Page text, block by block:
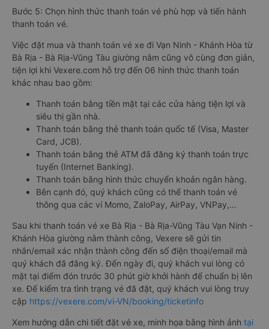
Bước 5: Chọn hình thức thanh toán vé phù hợp và tiến hành
thanh toán vé.
Việc đặt mua và thanh toán vé xe đi Vạn Ninh - Khánh Hòa từ
Bà Rịa - Bà Rịa-Vũng Tàu giường nằm cũng vô cùng đơn giản,
tiện lợi khi Vexere.com hỗ trợ đến 06 hình thức thanh toán
khác nhau bao gồm:
Thanh toán bằng tiền mặt tại các cửa hàng tiện lợi và
siêu thị gần nhà.
Thanh toán bằng thẻ thanh toán quốc tế (Visa, Master
Card, JCB).
Thanh toán bằng thẻ ATM đã đăng ký thanh toán trực
tuyến (Internet Banking).
Thanh toán bằng hình thức chuyển khoản ngân hàng.
Bên cạnh đó, quý khách cũng có thể thanh toán vé
thông qua các ví Momo, ZaloPay, AirPay, VNPay,…
Sau khi thanh toán vé xe Bà Rịa - Bà Rịa-Vũng Tàu Vạn Ninh -
Khánh Hòa giường nằm thành công, Vexere sẽ gửi tin
nhắn/email xác nhận thành công đến số điện thoại/email mà
quý khách đã đăng ký. Đến ngày đi, quý khách vui lòng có
mặt tại điểm đón trước 30 phút giờ khởi hành để chuẩn bị lên
xe. Để kiểm tra tình trạng vé đã đặt, quý khách vui lòng truy
cập https://vexere.com/vi-VN/booking/ticketinfo
Xem hướng dẫn chi tiết đặt vé xe, minh họa bằng hình ảnh tại